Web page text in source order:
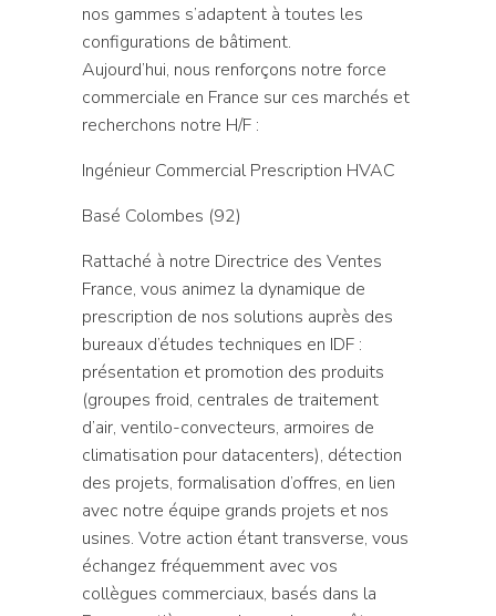
nos gammes s’adaptent à toutes les
configurations de bâtiment.
Aujourd’hui, nous renforçons notre force
commerciale en France sur ces marchés et
recherchons notre H/F :
Ingénieur Commercial Prescription HVAC
Basé Colombes (92)
Rattaché à notre Directrice des Ventes
France, vous animez la dynamique de
prescription de nos solutions auprès des
bureaux d’études techniques en IDF :
présentation et promotion des produits
(groupes froid, centrales de traitement
d’air, ventilo-convecteurs, armoires de
climatisation pour datacenters), détection
des projets, formalisation d’offres, en lien
avec notre équipe grands projets et nos
usines. Votre action étant transverse, vous
échangez fréquemment avec vos
collègues commerciaux, basés dans la